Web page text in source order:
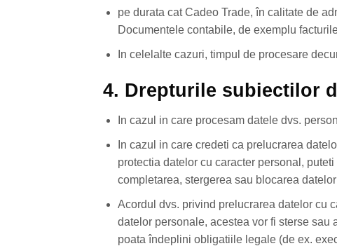
pe durata cat Cadeo Trade, în calitate de
Documentele contabile, de exemplu
In celelalte cazuri, timpul de procesare
4. Drepturile subiectilor
In cazul in care procesam datele dvs.
In cazul in care credeti ca prelucrarea
protectia datelor cu caracter personal,
completarea, stergerea sau blocarea
Acordul dvs. privind prelucrarea datelor cu
datelor personale, acestea vor fi sterse
poata îndeplini obligatiile legale (de ex.